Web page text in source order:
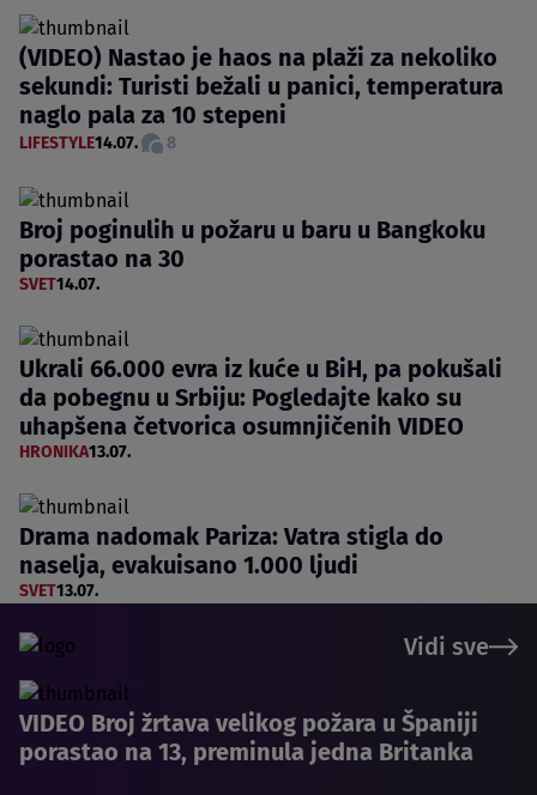
(VIDEO) Nastao je haos na plaži za nekoliko
sekundi: Turisti bežali u panici, temperatura
naglo pala za 10 stepeni
LIFESTYLE14.07. 8
Broj poginulih u požaru u baru u Bangkoku
porastao na 30
SVET14.07.
Ukrali 66.000 evra iz kuće u BiH, pa pokušali
da pobegnu u Srbiju: Pogledajte kako su
uhapšena četvorica osumnjičenih VIDEO
HRONIKA13.07.
Drama nadomak Pariza: Vatra stigla do
naselja, evakuisano 1.000 ljudi
SVET13.07.
Vidi sve
VIDEO Broj žrtava velikog požara u Španiji
porastao na 13, preminula jedna Britanka